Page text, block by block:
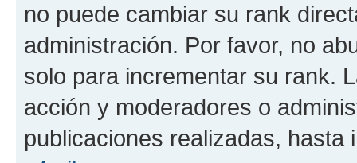
no puede cambiar su rank
administración. Por favor, no
solo para incrementar su rank.
acción y moderadores o
publicaciones realizadas, hasta